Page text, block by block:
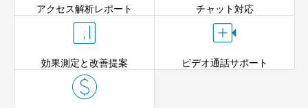
アクセス解析レポート チャット対応

効果測定と改善提案

ビデオ通話サポート
